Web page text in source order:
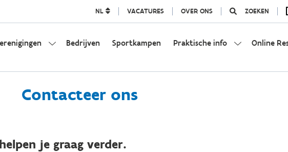
NL VACATURES OVER ONS ZOEKEN
Bedrijven Sportkampen Praktische info Online
Contacteer ons
je graag verder.